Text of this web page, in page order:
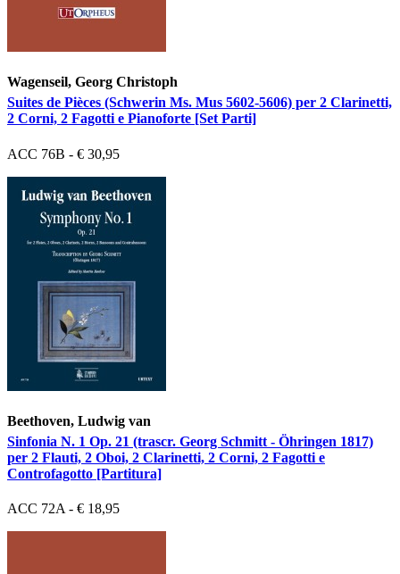
Wagenseil, Georg Christoph
Suites de Pièces (Schwerin Ms. Mus 5602-5606) per 2 Clarinetti,
2 Corni, 2 Fagotti e Pianoforte [Set Parti]
ACC 76B - € 30,95
Beethoven, Ludwig van
Sinfonia N. 1 Op. 21 (trascr. Georg Schmitt - Öhringen 1817)
per 2 Flauti, 2 Oboi, 2 Clarinetti, 2 Corni, 2 Fagotti e
Controfagotto [Partitura]
ACC 72A - € 18,95